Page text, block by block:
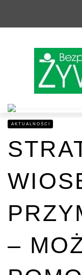
AKTUALNOŚCI
–